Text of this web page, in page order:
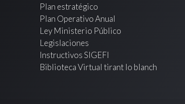
Plan estratégico
Plan Operativo Anual
Ley Ministerio Público
Legislaciones
Instructivos SIGEFI
Biblioteca Virtual tirant lo blanch